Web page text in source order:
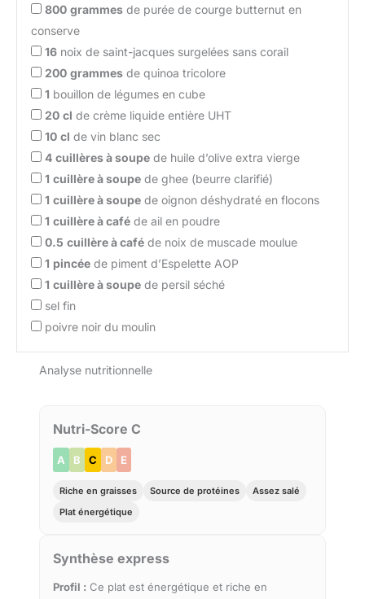
800 grammes de purée de courge butternut en
conserve
16 noix de saint-jacques surgelées sans corail
200 grammes de quinoa tricolore
1 bouillon de légumes en cube
20 cl de crème liquide entière UHT
10 cl de vin blanc sec
4 cuillères à soupe de huile d’olive extra vierge
1 cuillère à soupe de ghee (beurre clarifié)
1 cuillère à soupe de oignon déshydraté en flocons
1 cuillère à café de ail en poudre
0.5 cuillère à café de noix de muscade moulue
1 pincée de piment d’Espelette AOP
1 cuillère à soupe de persil séché
sel fin
poivre noir du moulin
Analyse nutritionnelle
Nutri-Score C
A B C D E
Riche en graisses Source de protéines
Assez salé
Plat énergétique
Synthèse express
Profil : Ce plat est énergétique et riche en